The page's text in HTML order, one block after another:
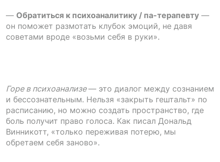
— Обратиться к психоаналитику / па-терапевту —
он поможет размотать клубок эмоций, не давя
советами вроде «возьми себя в руки».
Горе в психоанализе— это диалог между сознанием
и бессознательным. Нельзя «закрыть гештальт» по
расписанию, но можно создать пространство, где
боль получит право голоса. Как писал Дональд
Винникотт, «только переживая потерю, мы
обретаем себя заново».